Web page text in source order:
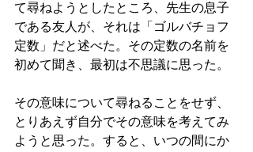
て尋ねようとしたところ、先生の息子
である友人が、それは「ゴルバチョフ
定数」だと述べた。その定数の名前を
初めて聞き、最初は不思議に思った。
その意味について尋ねることをせず、
とりあえず自分でその意味を考えてみ
ようと思った。すると、いつの間にか